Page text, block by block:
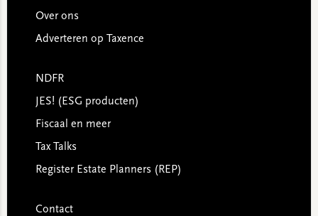
Over ons
Adverteren op Taxence
NDFR
JES! (ESG producten)
Fiscaal en meer
Tax Talks
Register Estate Planners (REP)
Contact